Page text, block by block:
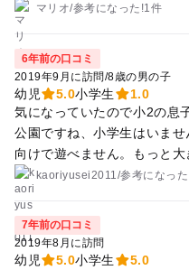
マリオ/参考になった!1件
6年前の口コミ
2019年9月に訪問/8歳の男の子
幼児 5.0小学生
1.0
気になっていたので小2の息
公園ですね、小学生はいま
向けで遊べません。もっと
児がたくさん遊んでいました
といい帰りました。幼児にお
場がありました。
kaoriyusei2011 /参考に なっ
7年前の口コミ
2019年8月に訪問
幼児 5.0小学生
5.0